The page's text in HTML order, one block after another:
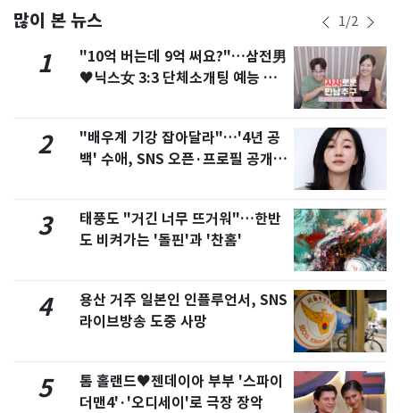
많이 본 뉴스 1/2
1
"10억 버는데 9억 써요?"…삼전男
♥닉스女 3:3 단체소개팅 예능 화
2
"배우계 기강 잡아달라"…'4년 공
백' 수애, SNS 오픈·프로필 공개
3
태풍도 "거긴 너무 뜨거워"…한반
도 비켜가는 '돌핀'과 '찬홈'
4
용산 거주 일본인 인플루언서, SNS
라이브방송 도중 사망
5
톰 홀랜드♥젠데이아 부부 '스파이
더맨4'·'오디세이'로 극장 장악